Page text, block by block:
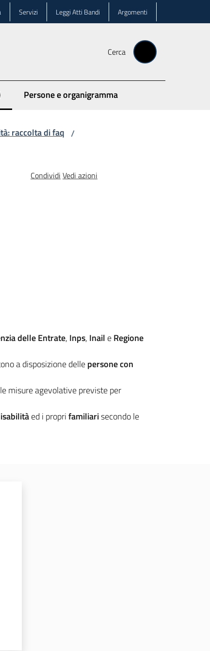
Servizi Leggi Atti Bandi Argomenti
Cerca
Persone e organigramma
raccolta di faq /
Condividi Vedi azioni
delle Entrate, Inps, Inail eRegione
a disposizione dellepersone con
misure agevolative previste per
ed i proprifamiliarisecondo le